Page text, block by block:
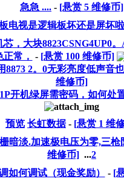
急急 .... - [悬赏 5 维修币]
电视是逻辑板坏还是屏坏啦
，大块8823CSNG4UP0
正常， - [悬赏 100维修币]
8873 2。0无彩亮度低声音
维修币]
开机绿屏需密码，如何处
预览 长虹数据- [悬赏 1 维
暗淡.加速极电压为零,三
维修币] ...2
如何调试（现金奖励） - [